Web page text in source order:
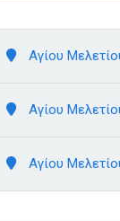
Αγίου
Αγίου
Αγίου